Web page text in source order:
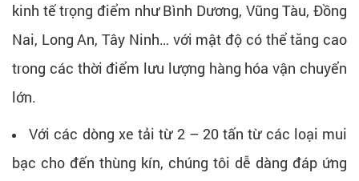
kinh tế trọng điểm như Bình Dương, Vũng Tàu, Đồng
Nai, Long An, Tây Ninh… với mật độ có thể tăng cao
trong các thời điểm lưu lượng hàng hóa vận chuyển
lớn.
Với các dòng xe tải từ 2 – 20 tấn từ các loại mui
bạc cho đến thùng kín, chúng tôi dễ dàng đáp ứng